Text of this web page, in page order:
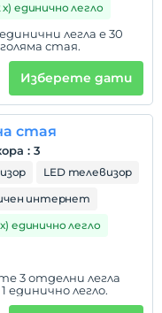
на стая не се
х) единично легло
легла е 30
стая.
Изберете дати
стая
: 3
LED телевизор
интернет
х) единично легло
3 отделни легла
единично легло.